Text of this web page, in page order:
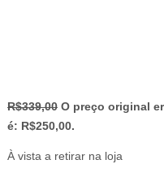
R$339,00 O preço original
é: R$250,00.
À vista a retirar na loja